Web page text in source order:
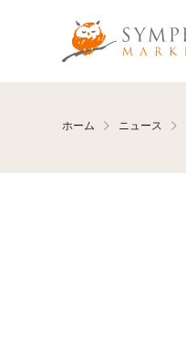
ホーム ニュース